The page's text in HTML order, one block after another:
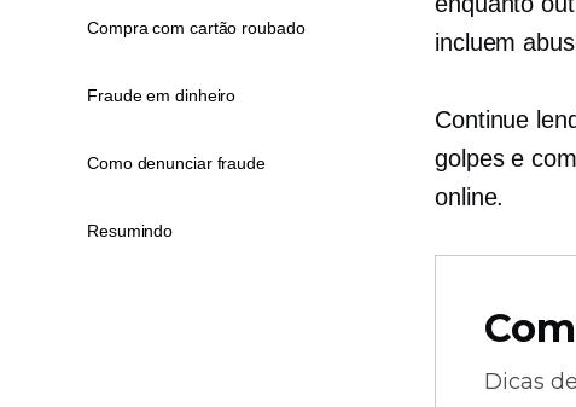
incluem
Continue
golpes e
online.
Dicas de
Compra com cartão roubado
Fraude em dinheiro
Como denunciar fraude
Resumindo